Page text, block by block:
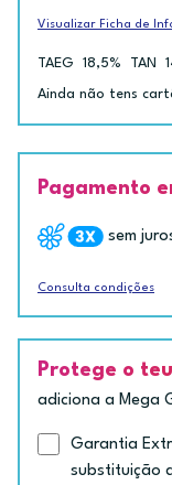
Visualizar Ficha de
TAEG 18,5% TAN
Ainda não tens
Pagamento
sem
Consulta condições
Protege o
adiciona a Mega
Garantia
substituição